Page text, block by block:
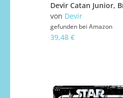
von Devir
gefunden bei Amazon
39,48 €